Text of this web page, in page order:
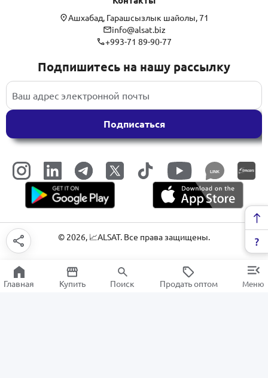
Ашхабад, Гарашсызлык шайолы, 71
info@alsat.biz
+993-71 89-90-77
Подпишитесь на нашу рассылку
Подписаться
LINK
© 2026, 📈ALSAT. Все права защищены.
Главная Купить Поиск Продать оптом Меню